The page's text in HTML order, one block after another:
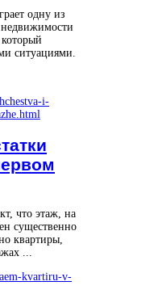
одну из
ситуациями.
что этаж, на
существенно
квартиры,
...